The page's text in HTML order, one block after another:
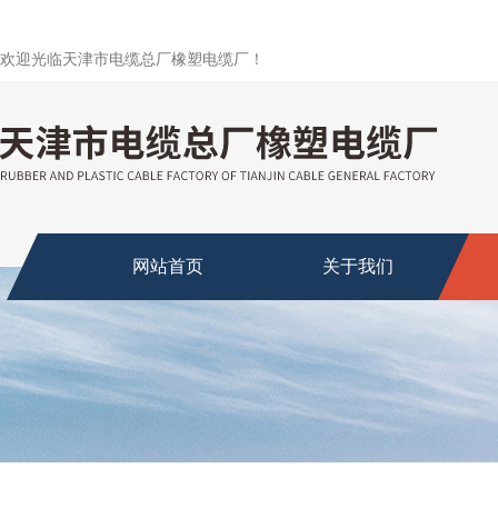
欢迎光临天津市电缆总厂橡塑电缆厂！
网站首页 关于我们